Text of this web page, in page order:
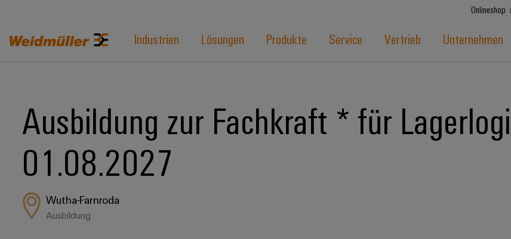
Onlineshop
Industrien Lösungen Produkte Service Vertrieb Unternehmen
Ausbildung zur Fachkraft * für
01.08.2027
Wutha-Farnroda
Ausbildung